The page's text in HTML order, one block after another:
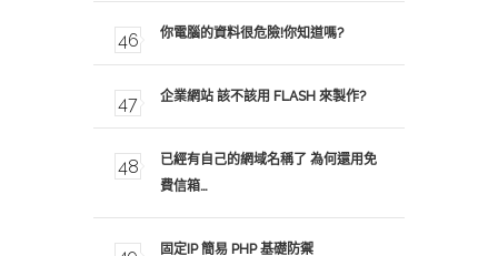
你電腦的資料很危險!你知道嗎?
企業網站 該不該用 FLASH 來製作?
已經有自己的網域名稱了 為何還用免
費信箱…
固定IP 簡易 PHP 基礎防禦